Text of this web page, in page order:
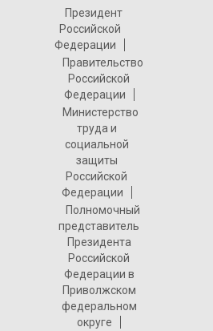
Президент
Российской
Федерации
Правительство
Российской
Федерации
Министерство
труда и
социальной
защиты
Российской
Федерации
Полномочный
представитель
Президента
Российской
Федерации в
Приволжском
федеральном
округе